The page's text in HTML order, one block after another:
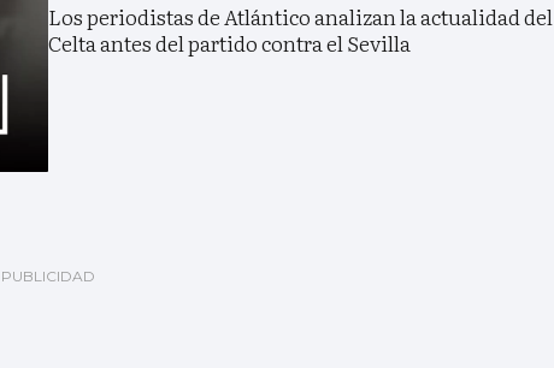
Los periodistas de Atlántico analizan la actualidad del
Celta antes del partido contra el Sevilla